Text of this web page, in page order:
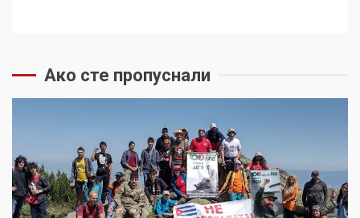
Ако сте пропуснали